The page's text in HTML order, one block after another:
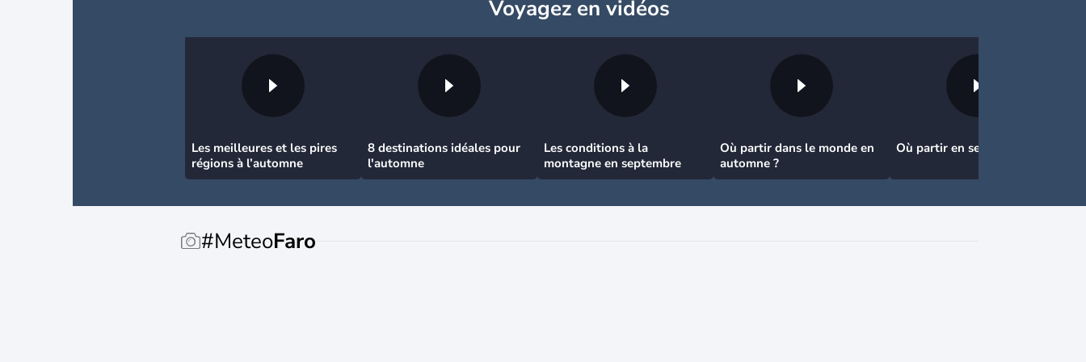
Voyagez en vidéos
Les meilleures et les pires
régions à l’automne
8 destinations idéales pour
l'automne
Les conditions à la
montagne en septembre
Où partir dans le monde en
automne ?
Où partir en septembre
#MeteoFaro